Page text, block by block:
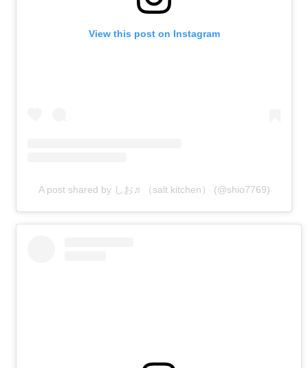
View this post on Instagram
A post shared by しお♬（salt kitchen） (@shio7769)